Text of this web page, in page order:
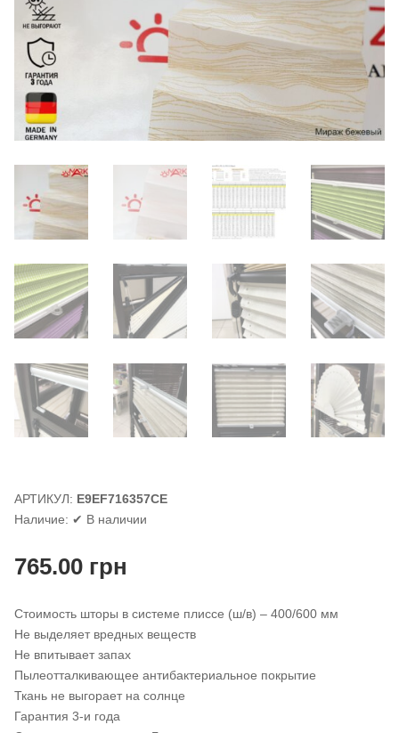
АРТИКУЛ: E9EF716357CE
Наличие: ✔ В наличии
765.00грн
Стоимость шторы в системе плиссе (ш/в) – 400/600 мм
Не выделяет вредных веществ
Не впитывает запах
Пылеотталкивающее антибактериальное покрытие
Ткань не выгорает на солнце
Гарантия 3-и года